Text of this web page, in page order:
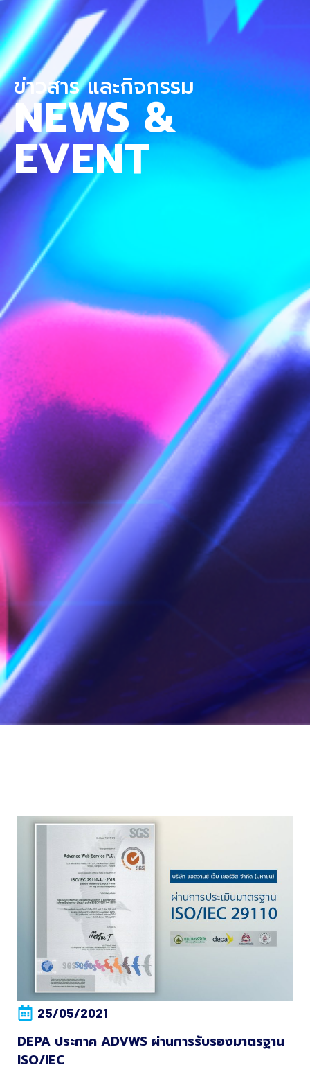
ข่าวสาร และกิจกรรม
NEWS &
EVENT
25/05/2021
DEPA ประกาศ ADVWS ผ่านการรับรองมาตรฐาน
ISO/IEC